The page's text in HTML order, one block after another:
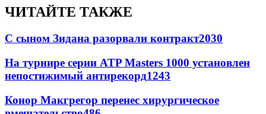
ЧИТАЙТЕ ТАКЖЕ
С сыном Зидана разорвали контракт2030
На турнире серии ATP Masters 1000 установлен
непостижимый антирекорд1243
Конор Макгрегор перенес хирургическое